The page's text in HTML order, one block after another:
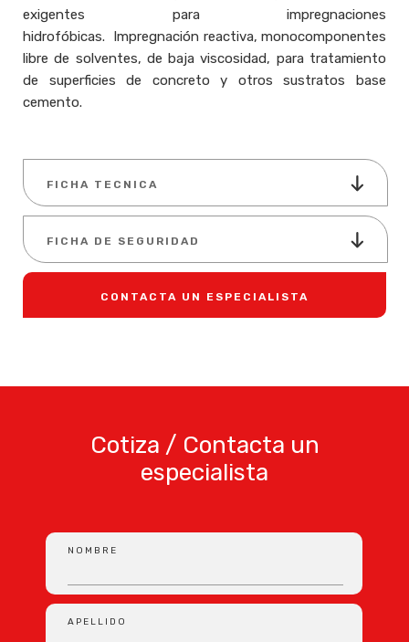
exigentes para impregnaciones
hidrofóbicas. Impregnación reactiva, monocomponentes
libre de solventes, de baja viscosidad, para tratamiento
de superficies de concreto y otros sustratos base
cemento.
FICHA TECNICA
FICHA DE SEGURIDAD
CONTACTA UN ESPECIALISTA
Cotiza / Contacta un
especialista
NOMBRE
APELLIDO